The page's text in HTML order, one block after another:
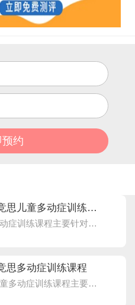
2022宁波竞思儿童多动症训练课程
宁波竞思多动症训练课程主要针对6-15岁儿童，结合家长评估、学员测评、脑电信息、学员实际需求和时间安排，竞思专家定制个性化培训方案，包括竞思脑电课程，主要从孩子大脑角度出发精确纠正多动分心的问题，辅以习题训练，在专业的培训老师指导下进行，强化仪器训练效果，让孩子反应更迅速。
思多动症训练课程
重庆竞思儿童多动症训练课程主要针对6-15岁儿童，结合家长评估、学员测评、脑电信息、学员实际需求和时间安排，竞思专家定制个性化培训方案，包括竞思脑电课程，主要从孩子大脑角度出发精确纠正多动分心的问题。